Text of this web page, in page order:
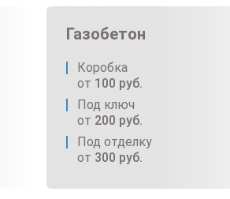
Газобетон
Коробка
от 100 руб.
Под ключ
от 200 руб.
Под отделку
от 300 руб.